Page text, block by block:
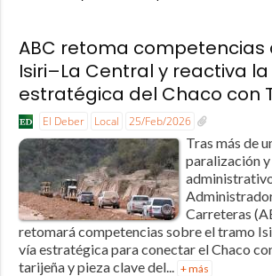
ABC retoma competencias
Isiri–La Central y reactiva
estratégica del Chaco con
El Deber Local 25/Feb/2026
Tras más de
paralización
Carreteras
retomará competencias sobre el tramo
vía estratégica para conectar el Chaco
tarijeña y pieza clave del...
+ más